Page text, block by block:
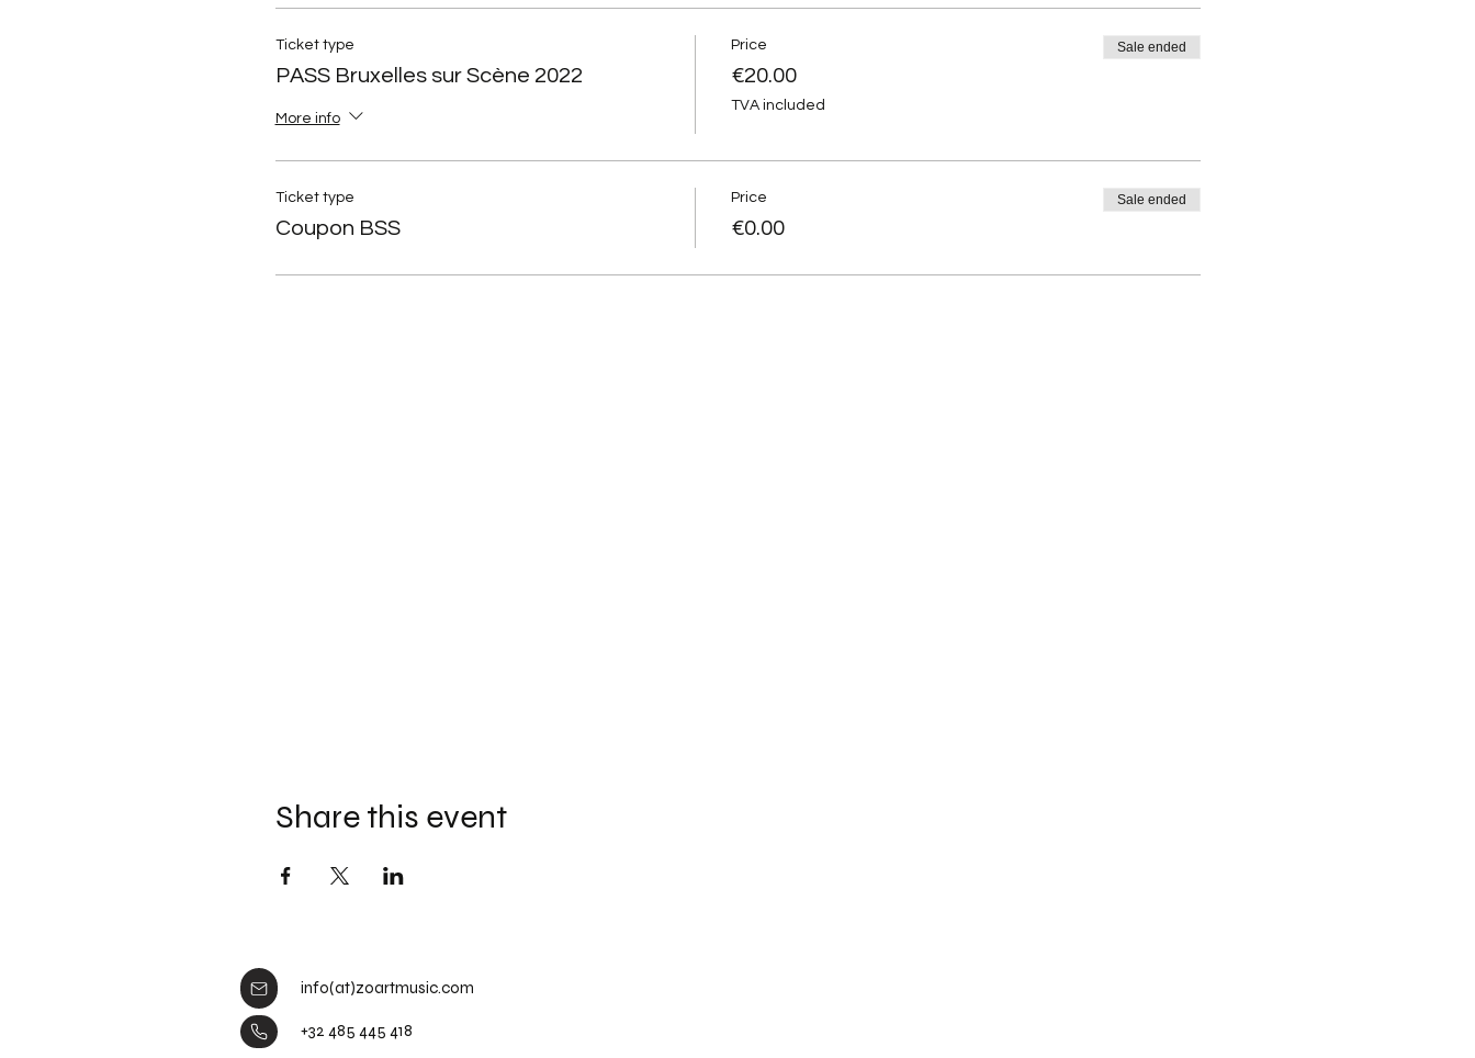
Ticket type
PASS Bruxelles sur Scène 2022
More info
Price
€20.00
TVA included
Sale ended
Ticket type
Coupon BSS
Price
€0.00
Sale ended
Share this event
info(at)zoartmusic.com
+32 485 445 418